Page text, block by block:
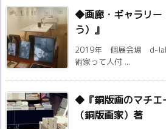
◆画廊・ギャラリ
う）』
2019年 個展会場 d-
術家って人付 ...
◆『銅版画のマチ
（銅版画家）著